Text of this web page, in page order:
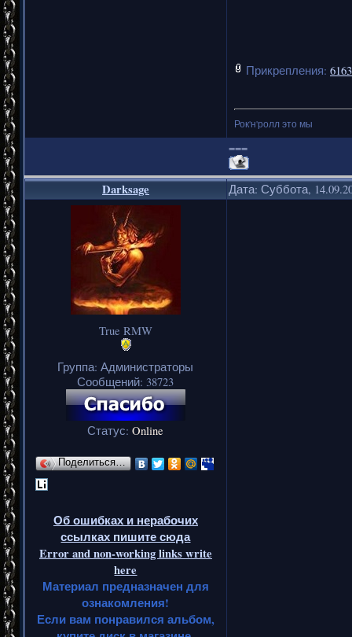
Прикрепления:
Рок'н'ролл это мы
===
Darksage Дата: Суббота,
True RMW
Группа: Администраторы
Сообщений: 38723
Статус:Online
Поделиться…
Об ошибках и нерабочих
ссылках пишите сюда
Error and non-working links write
here
Материал предназначен для
ознакомления!
Если вам понравился альбом,